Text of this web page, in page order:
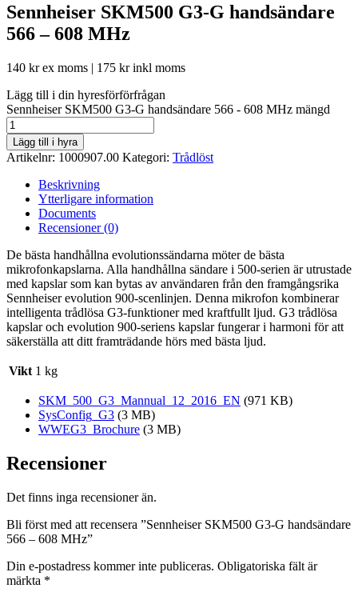
Sennheiser SKM500 G3-G handsändare
566 – 608 MHz
140 krex moms | 175 krinkl moms
Lägg till i din hyresförförfrågan
Sennheiser SKM500 G3-G handsändare 566 - 608 MHz mängd
Lägg till i hyra
Artikelnr: 1000907.00 Kategori: Trådlöst
Beskrivning
Ytterligare information
Documents
Recensioner (0)
De bästa handhållna evolutionssändarna möter de bästa
mikrofonkapslarna. Alla handhållna sändare i 500-serien är utrustade
med kapslar som kan bytas av användaren från den framgångsrika
Sennheiser evolution 900-scenlinjen. Denna mikrofon kombinerar
intelligenta trådlösa G3-funktioner med kraftfullt ljud. G3 trådlösa
kapslar och evolution 900-seriens kapslar fungerar i harmoni för att
säkerställa att ditt framträdande hörs med bästa ljud.
Vikt 1 kg
SKM_500_G3_Mannual_12_2016_EN (971 KB)
SysConfig_G3 (3 MB)
WWEG3_Brochure (3 MB)
Recensioner
Det finns inga recensioner än.
Bli först med att recensera ”Sennheiser SKM500 G3-G handsändare
566 – 608 MHz”
Din e-postadress kommer inte publiceras. Obligatoriska fält är
märkta *